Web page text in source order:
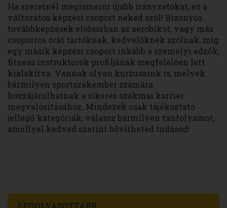
Ha szeretnél megismerni újabb irányzatokat, ez a
változatos képzési csoport neked szól! Bizonyos
továbbképzések elsősorban az aerobikot, vagy más
csoportos órát tartóknak, kedvelőknek szólnak, míg
egy másik képzési csoport inkább a személyi edzők,
fitness instruktorok profiljának megfelelően lett
kialakítva. Vannak olyan kurzusaink is, melyek
bármilyen sportszakember számára
hozzájárulhatnak a sikeres szakmai karrier
megvalósításához. Mindezek csak tájékoztató
jellegű kategóriák, válassz bármilyen tanfolyamot,
amellyel kedved szerint bővítheted tudásod!
LEGOLVASOTTABB